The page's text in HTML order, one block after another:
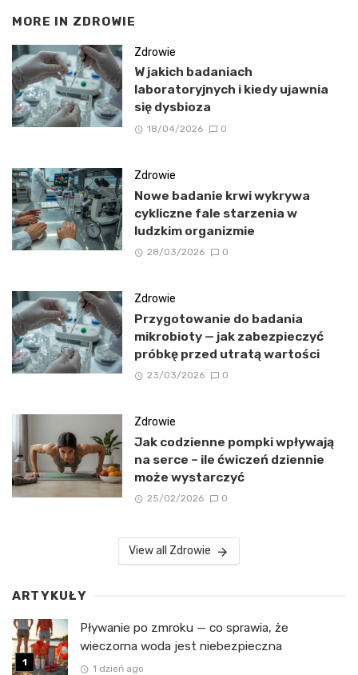
MORE IN ZDROWIE
Zdrowie
W jakich badaniach
laboratoryjnych i kiedy ujawnia
się dysbioza
18/04/2026 0
Zdrowie
Nowe badanie krwi wykrywa
cykliczne fale starzenia w
ludzkim organizmie
28/03/2026 0
Zdrowie
Przygotowanie do badania
mikrobioty — jak zabezpieczyć
próbkę przed utratą wartości
23/03/2026 0
Zdrowie
Jak codzienne pompki wpływają
na serce – ile ćwiczeń dziennie
może wystarczyć
25/02/2026 0
View all Zdrowie
ARTYKUŁY
Pływanie po zmroku — co sprawia, że
wieczorna woda jest niebezpieczna
1 dzień ago